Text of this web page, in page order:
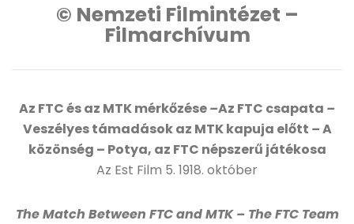
© Nemzeti Filmintézet –
Filmarchívum
Az FTC és az MTK mérkőzése–Az FTC csapata –
Veszélyes támadások az MTK kapuja előtt –A
közönség – Potya, az FTC népszerű játékosa
Az Est Film 5. 1918. október
The Match Between FTC and MTK – The FTC Team